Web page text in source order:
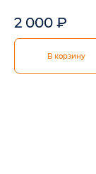
2 000 ₽
В корзину